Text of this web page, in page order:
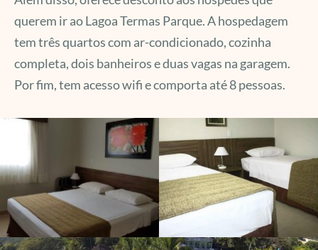
querem ir ao Lagoa Termas Parque. A hospedagem
tem três quartos com ar-condicionado, cozinha
completa, dois banheiros e duas vagas na garagem.
Por fim, tem acesso wifi e comporta até 8 pessoas.